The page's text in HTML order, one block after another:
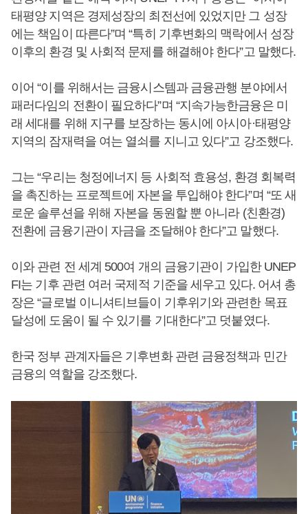
태평양 지역은 경제성장의 최전선에 있었지만 그 성장
에는 책임이 따른다”며 “특히 기후변화의 맥락에서 성장
이후의 환경 및 사회적 문제를 해결해야 한다”고 말했다.
이어 “이를 위해서는 금융시스템과 금융관행 분야에서
패러다임의 전환이 필요하다”며 “지속가능한금융은 미
래 세대를 위해 지구를 보장하는 동시에 아시아·태평양
지역의 잠재력을 여는 열쇠를 지니고 있다”고 강조했다.
그는 “우리는 청정에너지 등 사회적 효용성, 환경 회복력
을 촉진하는 프로젝트에 자본을 투입해야 한다”며 “또 새
로운 솔루션을 위해 자본을 동원할 뿐 아니라 (친환경)
전환에 금융기관이 자금을 조달해야 한다”고 말했다.
이와 관련 전 세계 500여 개의 금융기관이 가입한 UNEP
FI는 기후 관련 여러 국제적 기준을 세우고 있다. 어셔 총
장은 “글로벌 이니셔티브들이 기후위기와 관련한 목표
달성에 도움이 될 수 있기를 기대한다”고 덧붙였다.
한국 정부 관계자들은 기후변화 관련 금융정책과 민간
금융의 역할을 강조했다.